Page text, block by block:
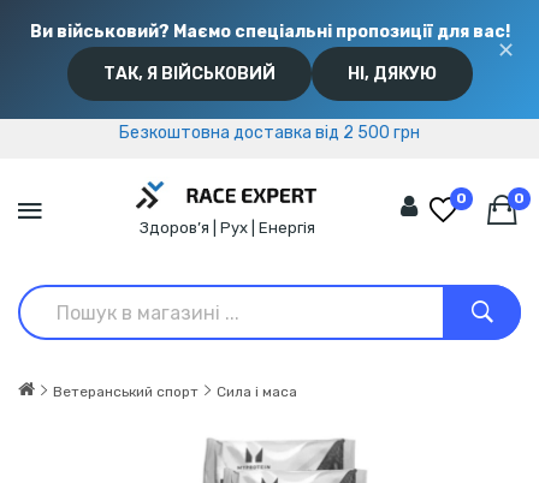
Ви військовий? Маємо спеціальні пропозиції для вас!
ТАК, Я ВІЙСЬКОВИЙ НІ, ДЯКУЮ
✕
Безкоштовна доставка від 2 500 грн
Безкоштовна доставка від 2 500 грн
Здоров’я | Рух | Енергія
0 0
Ветеранський спорт Сила і маса